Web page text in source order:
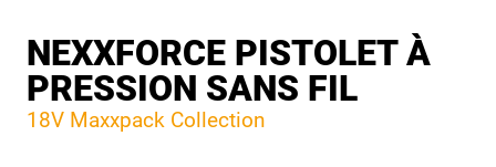
NEXXFORCE PISTOLET À
PRESSION SANS FIL
18V Maxxpack Collection